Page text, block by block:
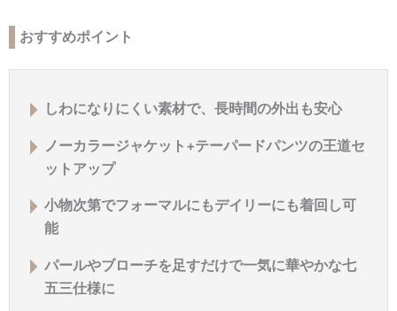
おすすめポイント
しわになりにくい素材で、長時間の外出も安心
ノーカラージャケット+テーパードパンツの王道セ
ットアップ
小物次第でフォーマルにもデイリーにも着回し可
能
パールやブローチを足すだけで一気に華やかな七
五三仕様に